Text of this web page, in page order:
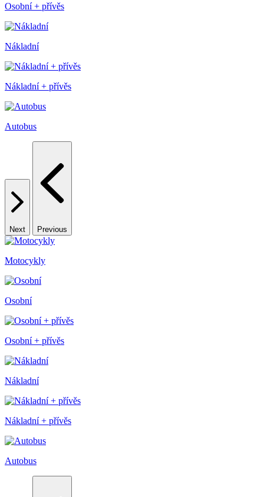
Osobní + přívěs
Nákladní
Nákladní + přívěs
Autobus
Next Previous
Motocykly
Osobní
Osobní + přívěs
Nákladní
Nákladní + přívěs
Autobus